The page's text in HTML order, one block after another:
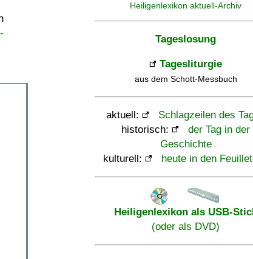
Heiligenlexikon aktuell-Archiv
Tageslosung
Tagesliturgie
aus dem Schott-Messbuch
aktuell:
Schlagzeilen des
historisch:
der Tag in der
Geschichte
kulturell:
heute in den
Heiligenlexikon als USB-
(oder als DVD)